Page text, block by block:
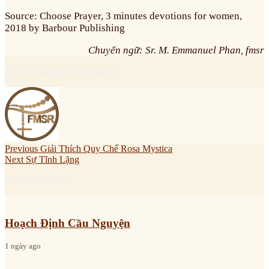
Source: Choose Prayer, 3 minutes devotions for women,
2018 by Barbour Publishing
Chuyển ngữ: Sr. M. Emmanuel Phan, fmsr
Previous Giải Thích Quy Chế Rosa Mystica
Next Sự Tĩnh Lặng
Hoạch Định Cầu Nguyện
1 ngày ago